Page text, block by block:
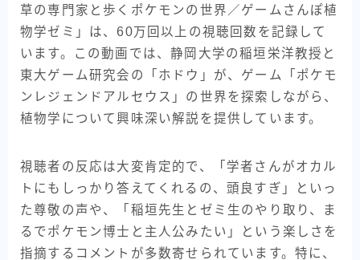
草の専門家と歩くポケモンの世界／ゲームさんぽ植
物学ゼミ」は、60万回以上の視聴回数を記録して
います。この動画では、静岡大学の稲垣栄洋教授と
東大ゲーム研究会の「ホドウ」が、ゲーム「ポケモ
ンレジェンドアルセウス」の世界を探索しながら、
植物学について興味深い解説を提供しています。
視聴者の反応は大変肯定的で、「学者さんがオカル
トにもしっかり答えてくれるの、頭良すぎ」といっ
た尊敬の声や、「稲垣先生とゼミ生のやり取り、ま
るでポケモン博士と主人公みたい」という楽しさを
指摘するコメントが多数寄せられています。特に、